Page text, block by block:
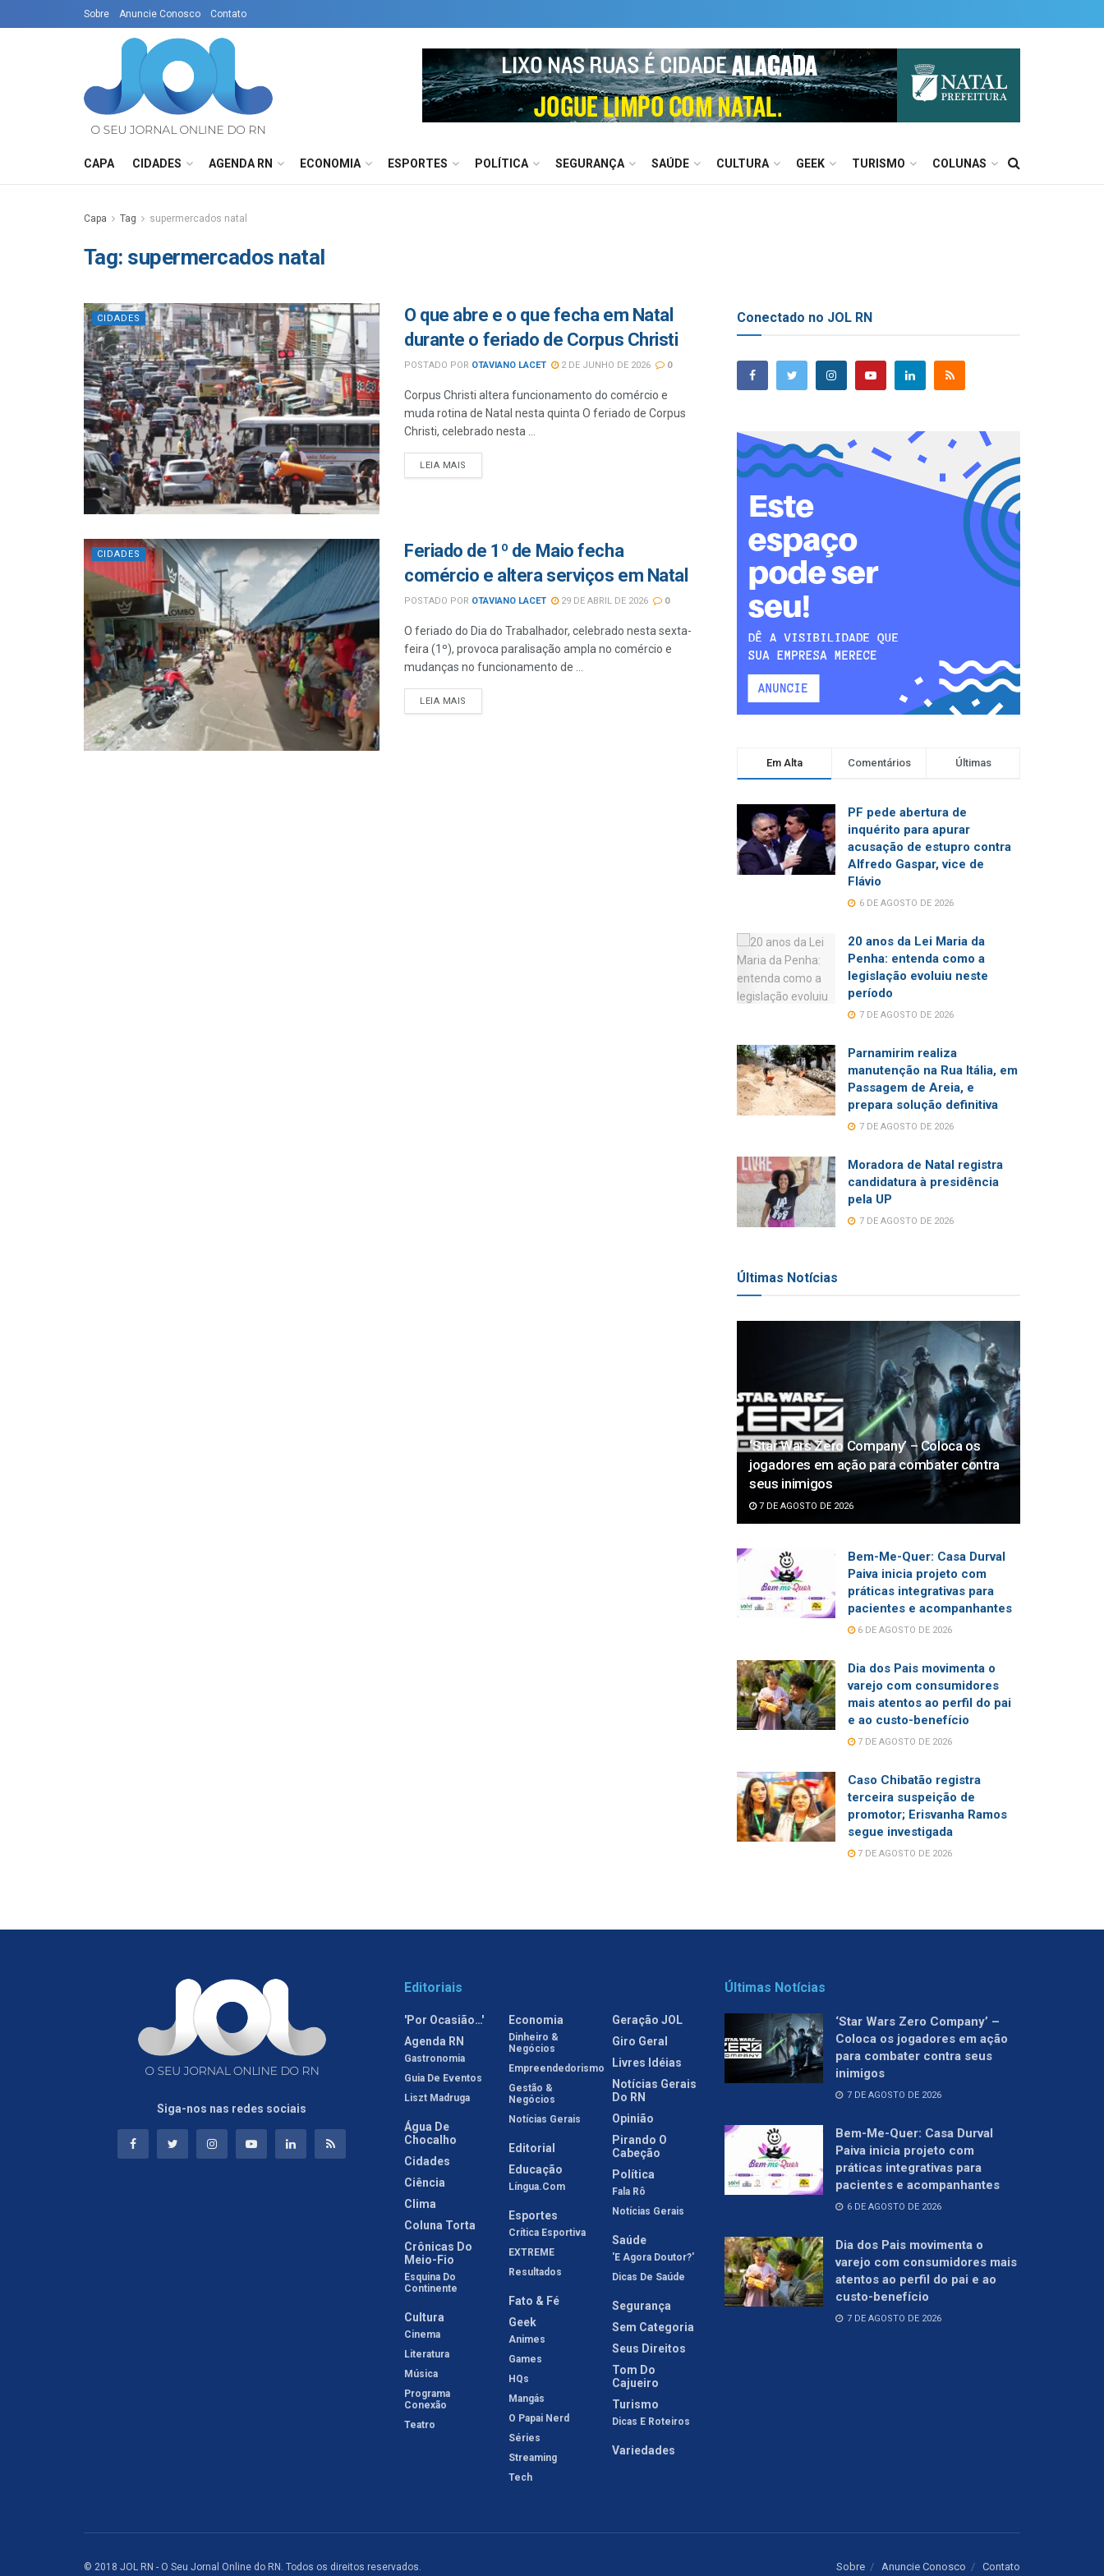
Sobre Anuncie Conosco Contato
CAPA CIDADES AGENDA RN ECONOMIA ESPORTES POLÍTICA SEGURANÇA SAÚDE CULTURA GEEK TURISMO COLUNAS
Capa Tag supermercados natal
Tag: supermercados natal
CIDADES
O que abre e o que fecha em Natal
durante o feriado de Corpus Christi
POSTADO POR OTAVIANO LACET 2 DE JUNHO DE 2026 0
Corpus Christi altera funcionamento do comércio e
muda rotina de Natal nesta quinta O feriado de Corpus
Christi, celebrado nesta ...
LEIA MAIS
CIDADES
Feriado de 1º de Maio fecha
comércio e altera serviços em Natal
POSTADO POR OTAVIANO LACET 29 DE ABRIL DE 2026 0
O feriado do Dia do Trabalhador, celebrado nesta sexta-
feira (1º), provoca paralisação ampla no comércio e
mudanças no funcionamento de ...
LEIA MAIS
Conectado no JOL RN
Em Alta Comentários Últimas
PF pede abertura de
inquérito para apurar
acusação de estupro contra
Alfredo Gaspar, vice de
Flávio
6 DE AGOSTO DE 2026
20 anos da Lei Maria da
Penha: entenda como a
legislação evoluiu neste
período
7 DE AGOSTO DE 2026
Parnamirim realiza
manutenção na Rua Itália, em
Passagem de Areia, e
prepara solução definitiva
7 DE AGOSTO DE 2026
Moradora de Natal registra
candidatura à presidência
pela UP
7 DE AGOSTO DE 2026
Últimas Notícias
‘Star Wars Zero Company’ – Coloca os
jogadores em ação para combater contra
seus inimigos
7 DE AGOSTO DE 2026
Bem-Me-Quer: Casa Durval
Paiva inicia projeto com
práticas integrativas para
pacientes e acompanhantes
6 DE AGOSTO DE 2026
Dia dos Pais movimenta o
varejo com consumidores
mais atentos ao perfil do pai
e ao custo-benefício
7 DE AGOSTO DE 2026
Caso Chibatão registra
terceira suspeição de
promotor; Erisvanha Ramos
segue investigada
7 DE AGOSTO DE 2026
Siga-nos nas redes sociais
Editoriais
'Por Ocasião…'
Agenda RN
Gastronomia
Guia De Eventos
Liszt Madruga
Água De
Chocalho
Cidades
Ciência
Clima
Coluna Torta
Crônicas Do
Meio-Fio
Esquina Do
Continente
Cultura
Cinema
Literatura
Música
Programa
Conexão
Teatro
Economia
Dinheiro &
Negócios
Empreendedorismo
Gestão &
Negócios
Notícias Gerais
Editorial
Educação
Língua.com
Esportes
Crítica Esportiva
EXTREME
Resultados
Fato & Fé
Geek
Animes
Games
HQs
Mangás
O Papai Nerd
Séries
Streaming
Tech
Geração JOL
Giro Geral
Livres Idéias
Notícias Gerais
Do RN
Opinião
Pirando O
Cabeção
Política
Fala Rô
Notícias Gerais
Saúde
'E Agora Doutor?'
Dicas De Saúde
Segurança
Sem Categoria
Seus Direitos
Tom Do
Cajueiro
Turismo
Dicas E Roteiros
Variedades
Últimas Notícias
‘Star Wars Zero Company’ –
Coloca os jogadores em ação
para combater contra seus
inimigos
7 DE AGOSTO DE 2026
Bem-Me-Quer: Casa Durval
Paiva inicia projeto com
práticas integrativas para
pacientes e acompanhantes
6 DE AGOSTO DE 2026
Dia dos Pais movimenta o
varejo com consumidores mais
atentos ao perfil do pai e ao
custo-benefício
7 DE AGOSTO DE 2026
Sobre Anuncie Conosco Contato
© 2018 JOL RN - O Seu Jornal Online do RN. Todos os direitos reservados.